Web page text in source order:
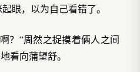
眼，以为自己看错了。
？”周然之捉摸着俩人之间
看向蒲望舒。